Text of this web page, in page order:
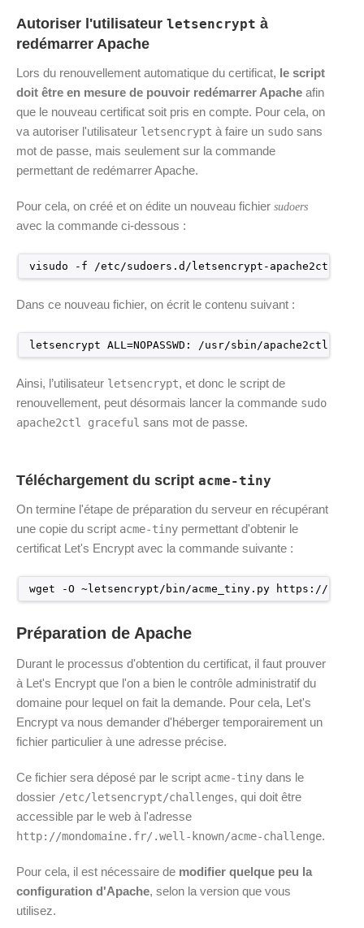
Autoriser l'utilisateur letsencrypt à
redémarrer Apache
Lors du renouvellement automatique du certificat, le script
doit être en mesure de pouvoir redémarrer Apache afin
que le nouveau certificat soit pris en compte. Pour cela, on
va autoriser l'utilisateur letsencrypt à faire un sudo sans
mot de passe, mais seulement sur la commande
permettant de redémarrer Apache.
Pour cela, on créé et on édite un nouveau fichier sudoers
avec la commande ci-dessous :
visudo -f /etc/sudoers .d /letsencrypt-apache2ctl-
Dans ce nouveau fichier, on écrit le contenu suivant :
letsencrypt ALL=NOPASSWD: /usr/sbin/apache2ctl
Ainsi, l’utilisateur letsencrypt, et donc le script de
renouvellement, peut désormais lancer la commande sudo
apache2ctl graceful sans mot de passe.
Téléchargement du script acme-tiny
On termine l'étape de préparation du serveur en récupérant
une copie du script acme-tiny permettant d'obtenir le
certificat Let's Encrypt avec la commande suivante :
wget -O ~letsencrypt/bin/acme_tiny .py https: //raw
Préparation de Apache
Durant le processus d'obtention du certificat, il faut prouver
à Let's Encrypt que l'on a bien le contrôle administratif du
domaine pour lequel on fait la demande. Pour cela, Let's
Encrypt va nous demander d'héberger temporairement un
fichier particulier à une adresse précise.
Ce fichier sera déposé par le script acme-tiny dans le
dossier /etc/letsencrypt/challenges, qui doit être
accessible par le web à l'adresse
http://mondomaine.fr/.well-known/acme-challenge.
Pour cela, il est nécessaire de modifier quelque peu la
configuration d'Apache, selon la version que vous
utilisez.